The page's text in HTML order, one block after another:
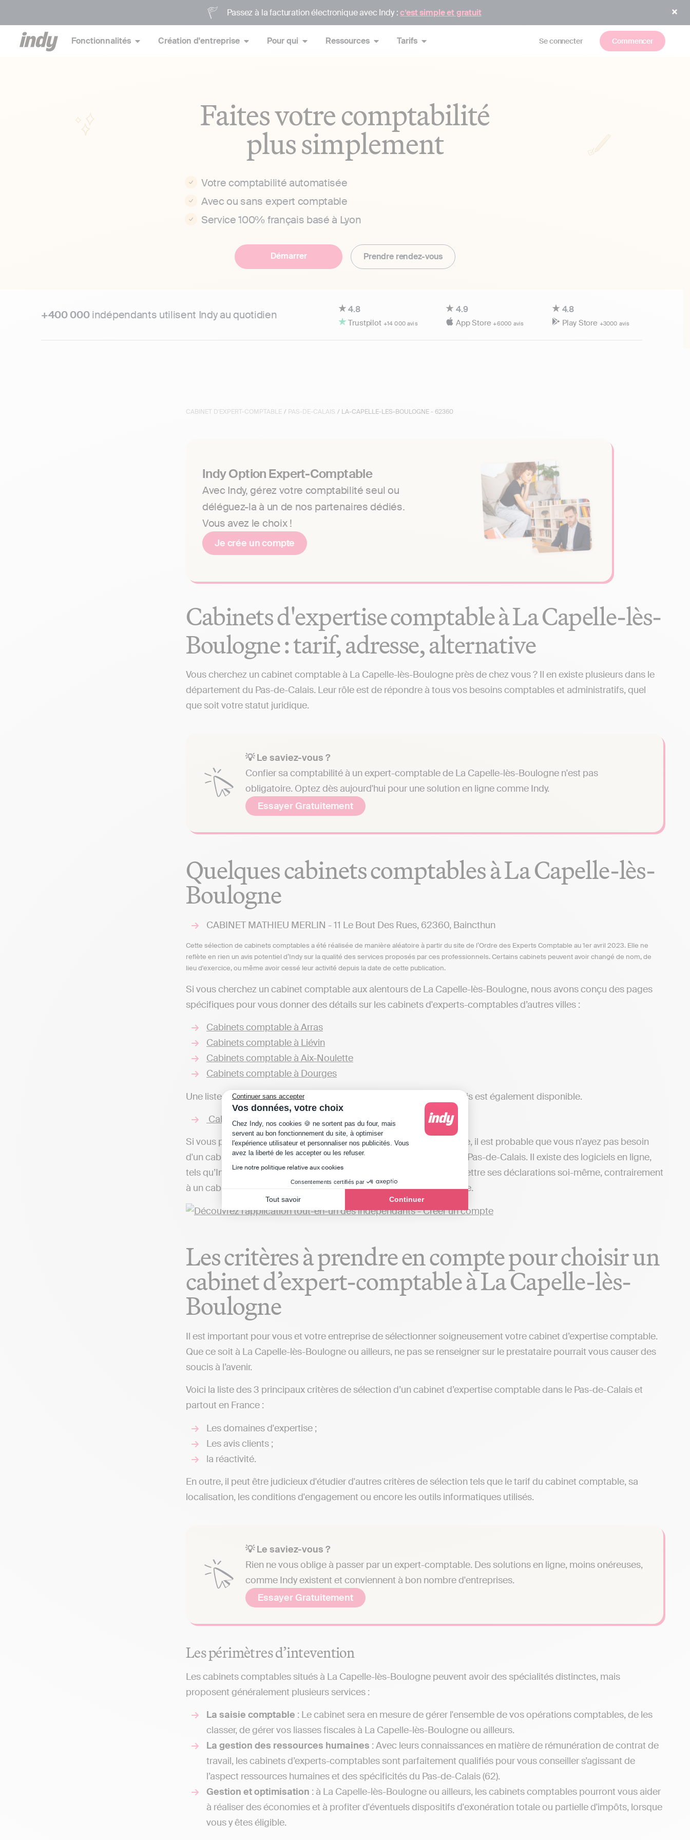
Continuer sans accepter
Vos données, votre choix
Plateforme de Gestion du Consentement : Personnalisez vos Options
Chez Indy, nos cookies 🍪 ne sortent pas du four, mais
servent au bon fonctionnement du site, à optimiser
l'expérience utilisateur et personnaliser nos publicités. Vous
avez la liberté de les accepter ou les refuser.
Lire notre politique relative aux cookies
Consentements certifiés par
Tout savoir Continuer
Axeptio consent
Passez à la facturation électronique avec Indy :c’est simple et gratuit
Fonctionnalités Création d'entreprise Pour qui Ressources Tarifs Se connecter Commencer
Faites votre comptabilité
plus simplement
Votre comptabilité automatisée
Avec ou sans expert comptable
Service 100% français basé à Lyon
Démarrer Prendre rendez-vous
+400 000indépendants utilisent Indy au quotidien 4.8
Trustpilot +14 000 avis
4.9
App Store+6000 avis
4.8
Play Store +3000 avis
CABINET D'EXPERT-COMPTABLE / PAS-DE-CALAIS / LA-CAPELLE-LES-BOULOGNE - 62360
Indy Option Expert-Comptable
Avec Indy, gérez votre comptabilité seul ou
déléguez-la à un de nos partenaires dédiés.
Vous avez le choix !
Je crée un compte
Cabinets d'expertise comptable à La Capelle-lès-
Boulogne : tarif, adresse, alternative
Vous cherchez un cabinet comptable à La Capelle-lès-Boulogne près de chez vous ? Il en existe plusieurs dans le
département du Pas-de-Calais. Leur rôle est de répondre à tous vos besoins comptables et administratifs, quel
que soit votre statut juridique.
💡 Le saviez-vous ?
Confier sa comptabilité à un expert-comptable de La Capelle-lès-Boulogne n'est pas
obligatoire. Optez dès aujourd'hui pour une solution en ligne comme Indy.
Essayer Gratuitement
Quelques cabinets comptables à La Capelle-lès-
Boulogne
CABINET MATHIEU MERLIN - 11 Le Bout Des Rues, 62360, Baincthun
Cette sélection de cabinets comptables a été réalisée de manière aléatoire à partir du site de l’Ordre des Experts Comptable au 1er avril 2023. Elle ne
reflète en rien un avis potentiel d’Indy sur la qualité des services proposés par ces professionnels. Certains cabinets peuvent avoir changé de nom, de
lieu d'exercice, ou même avoir cessé leur activité depuis la date de cette publication.
Si vous cherchez un cabinet comptable aux alentours de La Capelle-lès-Boulogne, nous avons conçu des pages
spécifiques pour vous donner des détails sur les cabinets d'experts-comptables d’autres villes :
Cabinets comptable à Arras
Cabinets comptable à Liévin
Cabinets comptable à Aix-Noulette
Cabinets comptable à Dourges
Une liste de cabinets présents dans le département du Pas-de-Calais est également disponible.
Cabinets comptable dans le Pas-de-Calais
Si vous préférez tenir votre comptabilité en ligne en toute autonomie, il est probable que vous n'ayez pas besoin
d'un cabinet comptable près de chez vous, dans le département du Pas-de-Calais. Il existe des logiciels en ligne,
tels qu’Indy, qui permettent d’automatiser sa comptabilité et transmettre ses déclarations soi-même, contrairement
à un cabinet comptable qui réalisent toutes ces actions à votre place.
Les critères à prendre en compte pour choisir un
cabinet d’expert-comptable à La Capelle-lès-
Boulogne
Il est important pour vous et votre entreprise de sélectionner soigneusement votre cabinet d’expertise comptable.
Que ce soit à La Capelle-lès-Boulogne ou ailleurs, ne pas se renseigner sur le prestataire pourrait vous causer des
soucis à l’avenir.
Voici la liste des 3 principaux critères de sélection d’un cabinet d’expertise comptable dans le Pas-de-Calais et
partout en France :
Les domaines d'expertise ;
Les avis clients ;
la réactivité.
En outre, il peut être judicieux d'étudier d'autres critères de sélection tels que le tarif du cabinet comptable, sa
localisation, les conditions d'engagement ou encore les outils informatiques utilisés.
💡 Le saviez-vous ?
Rien ne vous oblige à passer par un expert-comptable. Des solutions en ligne, moins onéreuses,
comme Indy existent et conviennent à bon nombre d'entreprises.
Essayer Gratuitement
Les périmètres d’intevention
Les cabinets comptables situés à La Capelle-lès-Boulogne peuvent avoir des spécialités distinctes, mais
proposent généralement plusieurs services :
La saisie comptable : Le cabinet sera en mesure de gérer l'ensemble de vos opérations comptables, de les
classer, de gérer vos liasses fiscales à La Capelle-lès-Boulogne ou ailleurs.
La gestion des ressources humaines : Avec leurs connaissances en matière de rémunération de contrat de
travail, les cabinets d’experts-comptables sont parfaitement qualifiés pour vous conseiller s’agissant de
l’aspect ressources humaines et des spécificités du Pas-de-Calais (62).
Gestion et optimisation : à La Capelle-lès-Boulogne ou ailleurs, les cabinets comptables pourront vous aider
à réaliser des économies et à profiter d'éventuels dispositifs d'exonération totale ou partielle d'impôts, lorsque
vous y êtes éligible.